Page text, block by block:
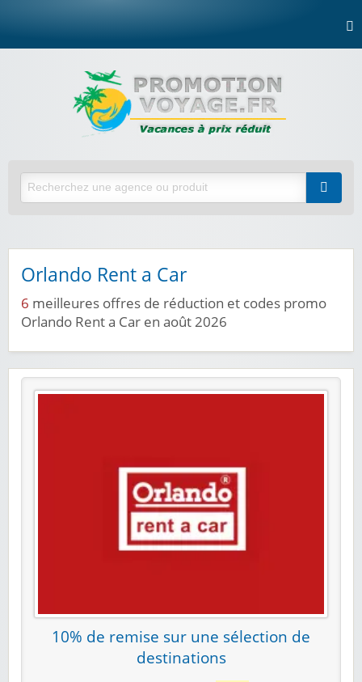
Orlando Rent a Car
6 meilleures offres de réduction et codes promo
Orlando Rent a Car en août 2026
10% de remise sur une sélection de
destinations